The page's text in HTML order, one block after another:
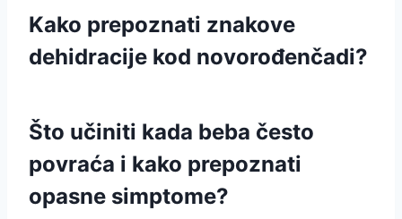
Kako prepoznati znakove
dehidracije kod novorođenčadi?
Što učiniti kada beba često
povraća i kako prepoznati
opasne simptome?